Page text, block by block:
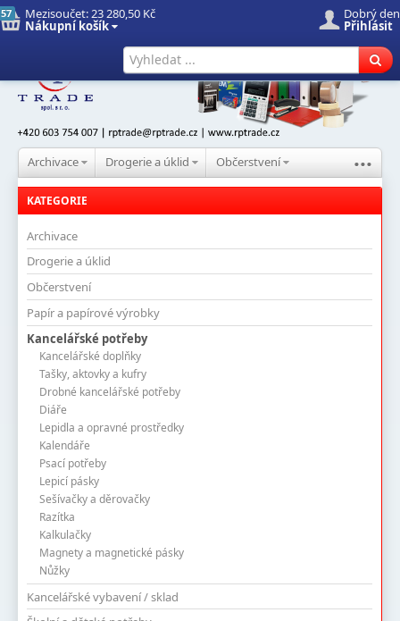
57 Mezisoučet:23 280,50 Kč
Nákupní košík
Dobrý den
Přihlásit
Hledat
Archivace Drogerie a úklid Občerstvení ...
KATEGORIE
Archivace
Drogerie a úklid
Občerstvení
Papír a papírové výrobky
Kancelářské potřeby
Kancelářské doplňky
Tašky, aktovky a kufry
Drobné kancelářské potřeby
Diáře
Lepidla a opravné prostředky
Kalendáře
Psací potřeby
Lepicí pásky
Sešívačky a děrovačky
Razítka
Kalkulačky
Magnety a magnetické pásky
Nůžky
Kancelářské vybavení / sklad